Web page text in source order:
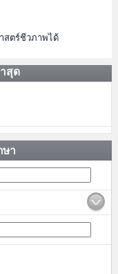
สตร์ชีวภาพได้
สุด
ษา